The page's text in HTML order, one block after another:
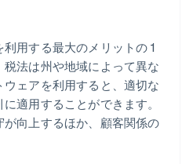
用する最大のメリットの 1
法は州や地域によって異な
ウェアを利用すると、適切な
適用することができます。
が向上するほか、顧客関係の